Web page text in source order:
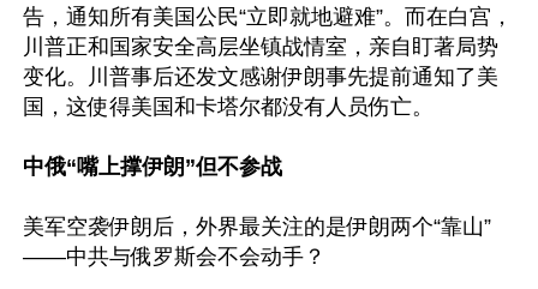
告，通知所有美国公民“立即就地避难”。而在白宫，
川普正和国家安全高层坐镇战情室，亲自盯著局势
变化。川普事后还发文感谢伊朗事先提前通知了美
国，这使得美国和卡塔尔都没有人员伤亡。
中俄“嘴上撑伊朗”但不参战
美军空袭伊朗后，外界最关注的是伊朗两个“靠山”
——中共与俄罗斯会不会动手？